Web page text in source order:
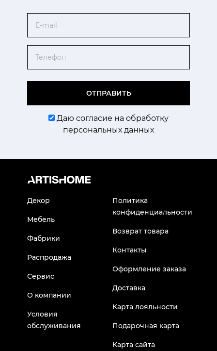
ОТПРАВИТЬ
Даю согласие на обработку
персональных данных
Декор
Мебель
Фабрики
Распродажа
Сервис
О компании
Условия
обслуживания
Политика
конфиденциальности
Возврат товара
Контакты
Оформление заказа
Доставка
Карта лояльности
Подарочная карта
Карта сайта